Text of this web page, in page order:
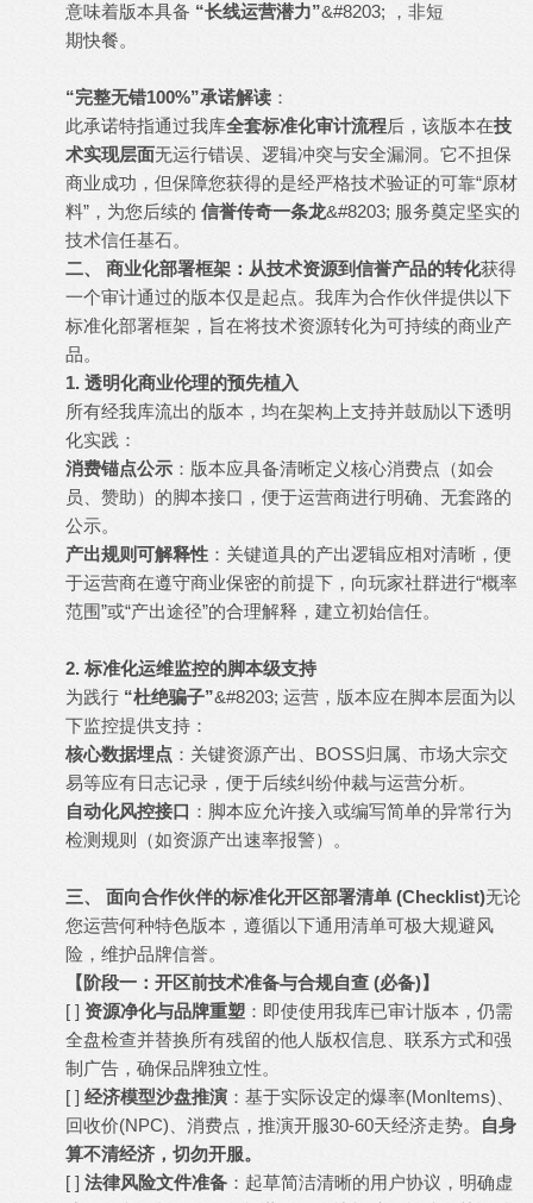
意味着版本具备 “长线运营潜力”&#8203; ，非短
期快餐。
“完整无错100%”承诺解读 ：
此承诺特指通过我库全套标准化审计流程后，该版本在技
术实现层面无运行错误、逻辑冲突与安全漏洞。它不担保
商业成功，但保障您获得的是经严格技术验证的可靠“原材
料”，为您后续的 信誉传奇一条龙&#8203; 服务奠定坚实的
技术信任基石。
二、 商业化部署框架：从技术资源到信誉产品的转化获得
一个审计通过的版本仅是起点。我库为合作伙伴提供以下
标准化部署框架，旨在将技术资源转化为可持续的商业产
品。
1. 透明化商业伦理的预先植入
所有经我库流出的版本，均在架构上支持并鼓励以下透明
化实践：
消费锚点公示 ：版本应具备清晰定义核心消费点（如会
员、赞助）的脚本接口，便于运营商进行明确、无套路的
公示。
产出规则可解释性 ：关键道具的产出逻辑应相对清晰，便
于运营商在遵守商业保密的前提下，向玩家社群进行“概率
范围”或“产出途径”的合理解释，建立初始信任。
2. 标准化运维监控的脚本级支持
为践行 “杜绝骗子”&#8203; 运营，版本应在脚本层面为以
下监控提供支持：
核心数据埋点 ：关键资源产出、BOSS归属、市场大宗交
易等应有日志记录，便于后续纠纷仲裁与运营分析。
自动化风控接口 ：脚本应允许接入或编写简单的异常行为
检测规则（如资源产出速率报警）。
三、 面向合作伙伴的标准化开区部署清单 (Checklist)无论
您运营何种特色版本，遵循以下通用清单可极大规避风
险，维护品牌信誉。
【阶段一：开区前技术准备与合规自查 (必备)】
[ ] 资源净化与品牌重塑 ：即使使用我库已审计版本，仍需
全盘检查并替换所有残留的他人版权信息、联系方式和强
制广告，确保品牌独立性。
[ ] 经济模型沙盘推演 ：基于实际设定的爆率(MonItems)、
回收价(NPC)、消费点，推演开服30-60天经济走势。
自身
算不清经济，切勿开服。
[ ] 法律风险文件准备 ：起草简洁清晰的用户协议，明确虚